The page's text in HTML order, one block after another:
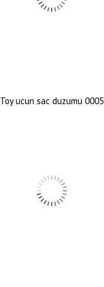
Toy ucun sac duzumu 0005